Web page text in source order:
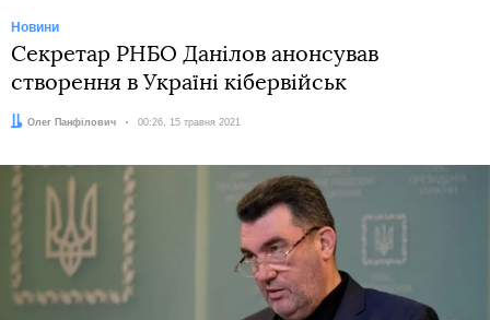
Новини
Секретар РНБО Данілов анонсував
створення в Україні кібервійськ
Автор:
Олег Панфілович Дата:
00:26, 15 травня 2021